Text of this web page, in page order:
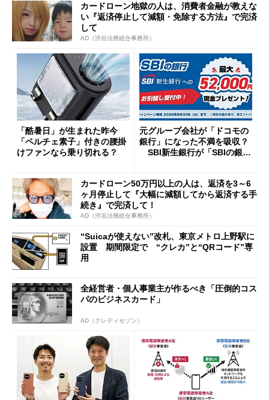
カードローン地獄の人は、消費者金融が教えな
い『返済停止して減額・免除する方法』で完済
して
AD（渋谷法務総合事務所）
「酷暑日」が生まれた昨今
「ペルチェ素子」付きの腰掛
けファンなら乗り切れる？
元グループ会社が「ドコモの
銀行」になった不満を吸収？
SBI新生銀行が「SBIの銀
開催
カードローン50万円以上の人は、返済を3～6
ヶ月停止して『大幅に減額してから返済する手
続き』で完済して！
AD（渋谷法務総合事務所）
“Suicaが使えない”改札、東京メトロ上野駅に
設置 期間限定で “クレカ”と“QRコード”専
用
全経営者・個人事業主が作るべき「圧倒的コス
パのビジネスカード」
AD（クレディセゾン）